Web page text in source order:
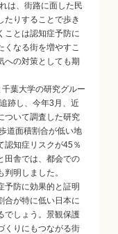
は、街路に面した民
たりすることで歩き
ことは認知症予防に
くなる街を増やすこ
への対策としても期
葉大学の研究グルー
跡し、今年3月、近
ついて調査した研究
道面積割合が低い地
認知症リスクが45％
田舎では、都会での
明しました。
防に効果的と証明
合が特に低い日本に
でしょう。景観保護
くりにもつながる街